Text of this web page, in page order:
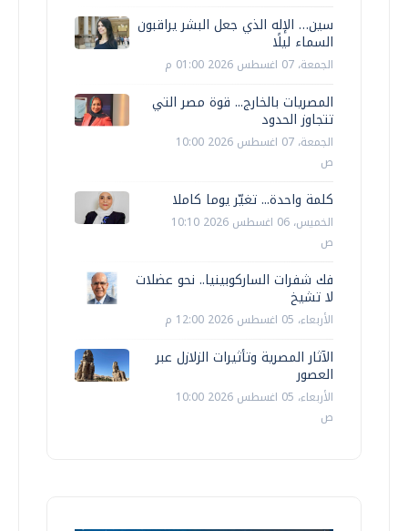
سين… الإله الذي جعل البشر يراقبون
السماء ليلًا
الجمعة، 07 اغسطس 2026 01:00 م
المصريات بالخارج... قوة مصر التي
تتجاوز الحدود
الجمعة، 07 اغسطس 2026 10:00
ص
كلمة واحدة... تغيّر يوما كاملا
الخميس، 06 اغسطس 2026 10:10
ص
فك شفرات الساركوبينيا.. نحو عضلات
لا تشيخ
الأربعاء، 05 اغسطس 2026 12:00 م
الآثار المصرية وتأثيرات الزلازل عبر
العصور
الأربعاء، 05 اغسطس 2026 10:00
ص